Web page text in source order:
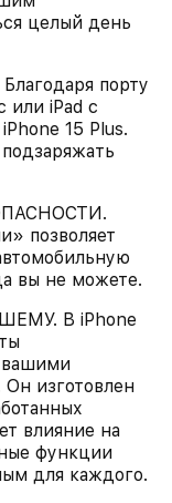
целый день
порту
или iPad с
15 Plus.
позволяет
вы не можете.
В iPhone
вашими
изготовлен
влияние на
функции
для каждого.